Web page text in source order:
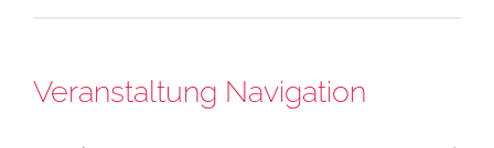
Veranstaltung Navigation